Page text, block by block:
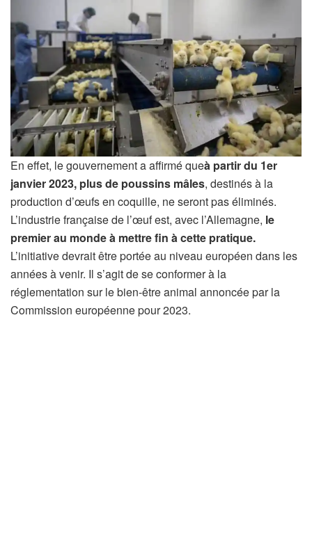
En effet, le gouvernement a affirmé queà partir du 1er
janvier 2023, plus de poussins mâles, destinés à la
production d’œufs en coquille, ne seront pas éliminés.
L’industrie française de l’œuf est, avec l’Allemagne, le
premier au monde à mettre fin à cette pratique.
L’initiative devrait être portée au niveau européen dans les
années à venir. Il s’agit de se conformer à la
réglementation sur le bien-être animal annoncée par la
Commission européenne pour 2023.